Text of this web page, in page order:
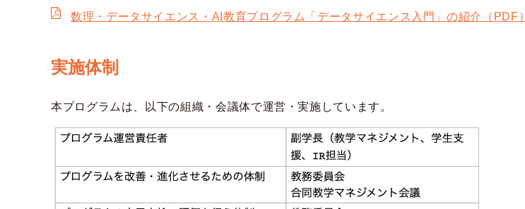
数理・データサイエンス・AI教育プログラム「データサイエンス入門」の紹介（PDF）
実施体制
本プログラムは、以下の組織・会議体で運営・実施しています。